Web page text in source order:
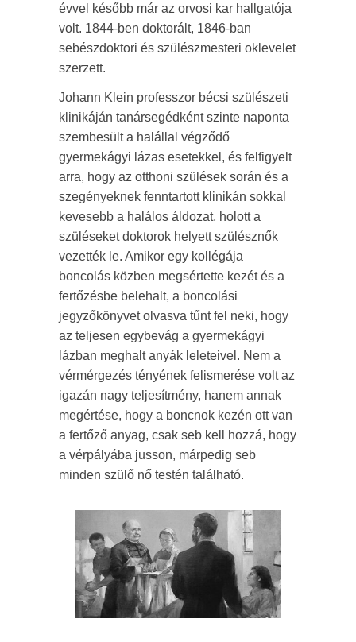
évvel később már az orvosi kar hallgatója
volt. 1844-ben doktorált, 1846-ban
sebészdoktori és szülészmesteri oklevelet
szerzett.
Johann Klein professzor bécsi szülészeti
klinikáján tanársegédként szinte naponta
szembesült a halállal végződő
gyermekágyi lázas esetekkel, és felfigyelt
arra, hogy az otthoni szülések során és a
szegényeknek fenntartott klinikán sokkal
kevesebb a halálos áldozat, holott a
szüléseket doktorok helyett szülésznők
vezették le. Amikor egy kollégája
boncolás közben megsértette kezét és a
fertőzésbe belehalt, a boncolási
jegyzőkönyvet olvasva tűnt fel neki, hogy
az teljesen egybevág a gyermekágyi
lázban meghalt anyák leleteivel. Nem a
vérmérgezés tényének felismerése volt az
igazán nagy teljesítmény, hanem annak
megértése, hogy a boncnok kezén ott van
a fertőző anyag, csak seb kell hozzá, hogy
a vérpályába jusson, márpedig seb
minden szülő nő testén található.